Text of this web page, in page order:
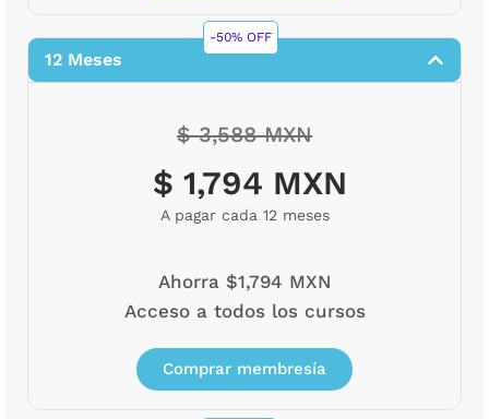
-50% OFF
12 Meses
$ 3,588 MXN
$ 1,794 MXN
A pagar cada 12 meses
Ahorra $1,794 MXN
Acceso a todos los cursos
Comprar membresía